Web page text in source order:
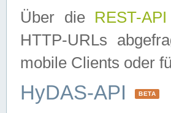
Über die REST-API
HTTP-URLs
mobile Clients oder
HyDAS-API BETA